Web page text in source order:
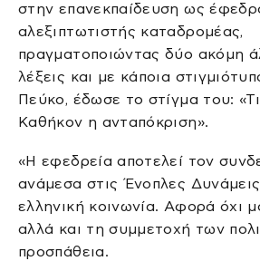
στην επανεκπαίδευση ως
αλεξιπτωτιστής καταδρομέας,
πραγματοποιώντας δύο ακόμη
λέξεις και με κάποια
Πεύκο, έδωσε το στίγμα του:
Καθήκον η ανταπόκριση».
«Η εφεδρεία αποτελεί τον
ανάμεσα στις Ένοπλες
ελληνική κοινωνία. Αφορά όχι
αλλά και τη συμμετοχή των
προσπάθεια.